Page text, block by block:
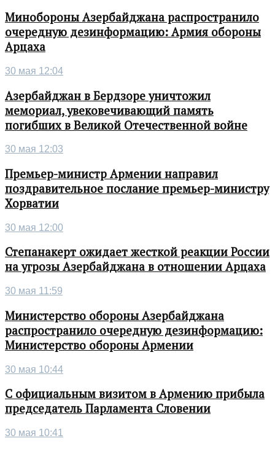
Минобороны Азербайджана распространило
очередную дезинформацию: Армия обороны
Арцаха
30 мая 12:04
Азербайджан в Бердзоре уничтожил
мемориал, увековечивающий память
погибших в Великой Отечественной войне
30 мая 12:03
Премьер-министр Армении направил
поздравительное послание премьер-министру
Хорватии
30 мая 12:00
Степанакерт ожидает жесткой реакции России
на угрозы Азербайджана в отношении Арцаха
30 мая 11:59
Министерство обороны Азербайджана
распространило очередную дезинформацию:
Министерство обороны Армении
30 мая 10:44
С официальным визитом в Армению прибыла
председатель Парламента Словении
30 мая 10:41